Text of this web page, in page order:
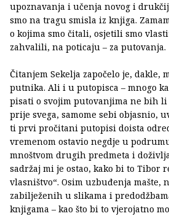
upoznavanja i učenja novog i
smo na tragu smisla iz knjiga.
o kojima smo čitali, osjetili smo
zahvalili, na poticaju – za putovanja.
Čitanjem Sekelja započelo je, dakle,
putnika. Ali i u putopisca – mnogo
pisati o svojim putovanjima ne bih
prije svega, samome sebi objasnio,
ti prvi pročitani putopisi doista
vremenom ostavio negdje u
mnoštvom drugih predmeta i
sadržaj mi je ostao, kako bi to Tibor
vlasništvo“. Osim uzbuđenja mašte,
zabilježenih u slikama i
knjigama – kao što bi to vjerojatno